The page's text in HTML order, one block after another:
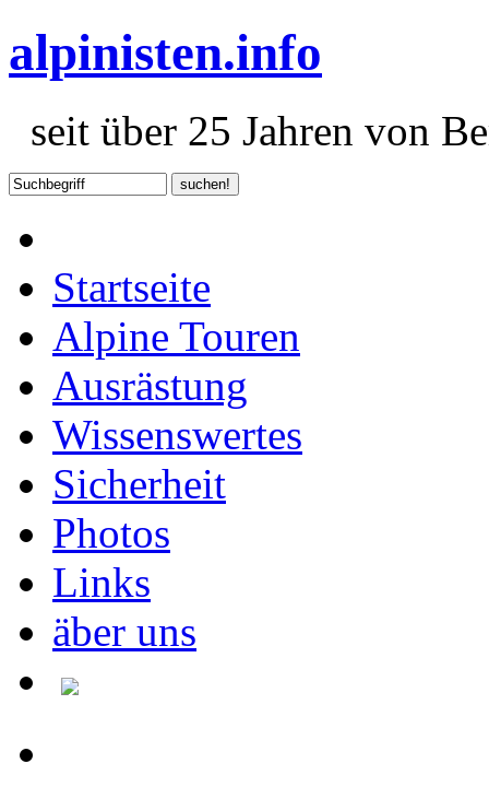
alpinisten.info
seit über 25 Jahren von
Startseite
Alpine Touren
Ausrästung
Wissenswertes
Sicherheit
Photos
Links
äber uns